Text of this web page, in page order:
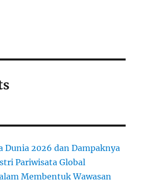
Dunia 2026 dan Dampaknya
Pariwisata Global
Membentuk Wawasan